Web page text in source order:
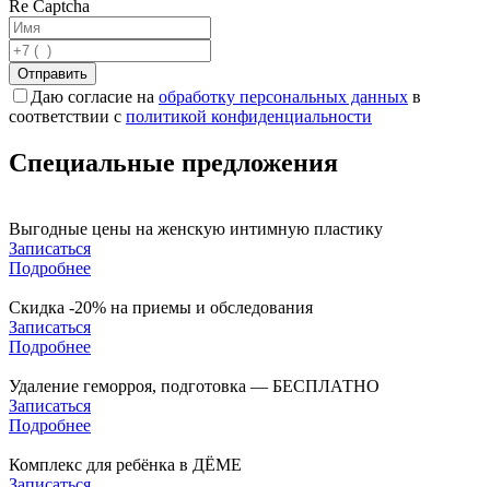
Re Captcha
Отправить
Даю согласие на обработку персональных данных в
соответствии с политикой конфиденциальности
Специальные предложения
Выгодные цены на женскую интимную пластику
Записаться
Подробнее
Скидка -20% на приемы и обследования
Записаться
Подробнее
Удаление геморроя, подготовка — БЕСПЛАТНО
Записаться
Подробнее
Комплекс для ребёнка в ДЁМЕ